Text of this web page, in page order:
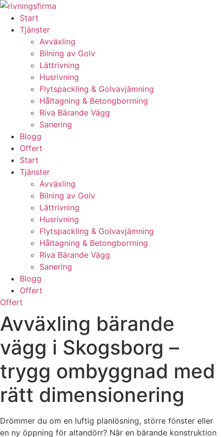
Skip
content
Start
Tjänster
Avväxling
Bilning av Golv
Lättrivning
Husrivning
Flytspackling & Golvavjämning
Håltagning & Betongborrning
Riva Bärande Vägg
Sanering
Blogg
Offert
Start
Tjänster
Avväxling
Bilning av Golv
Lättrivning
Husrivning
Flytspackling & Golvavjämning
Håltagning & Betongborrning
Riva Bärande Vägg
Sanering
Blogg
Offert
Offert
Avväxling bärande
vägg i Skogsborg –
trygg ombyggnad med
rätt dimensionering
Drömmer du om en luftig planlösning, större fönster eller
en ny öppning för altandörr? När en bärande konstruktion